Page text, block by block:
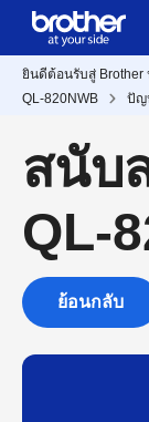
ยินดีต้อนรับสู่ Brother
QL-820NWB
ปัญ
สนับ
QL-
ย้อนกลับ